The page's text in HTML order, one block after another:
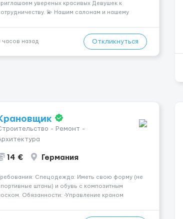
увереных красивых Девушек к
💫 Нашим салонам и нашему
плата 💚Мы гарантируем Наличие
часов назад Откликнуться
- Ремонт -
14 € Германия
Спецодежда: Иметь свою форму (не
штаны) и обувь с композитным
Обязанности: -Управление краном